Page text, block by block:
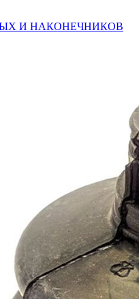
И НАКОНЕЧНИКОВ